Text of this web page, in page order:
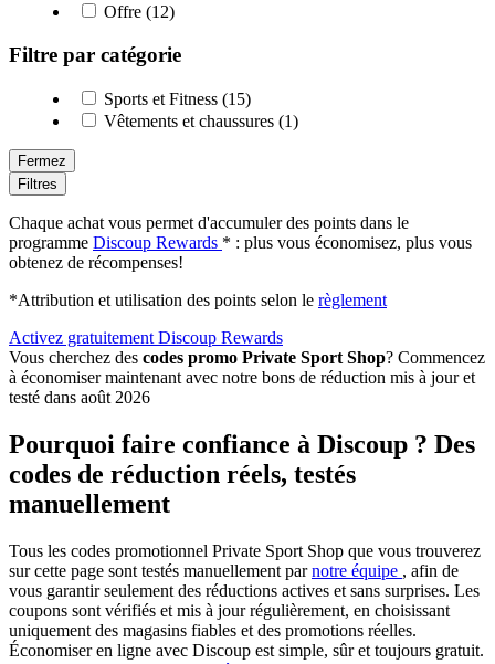
Offre (12)
Filtre par catégorie
Sports et Fitness (15)
Vêtements et chaussures (1)
Fermez
Filtres
Chaque achat vous permet d'accumuler des points dans le
programme Discoup Rewards * : plus vous économisez, plus vous
obtenez de récompenses!
*Attribution et utilisation des points selon le règlement
Activez gratuitement Discoup Rewards
Vous cherchez des codes promo Private Sport Shop? Commencez
à économiser maintenant avec notre bons de réduction mis à jour et
testé dans août 2026
Pourquoi faire confiance à Discoup ? Des
codes de réduction réels, testés
manuellement
Tous les codes promotionnel Private Sport Shop que vous trouverez
sur cette page sont testés manuellement parnotre équipe , afin de
vous garantir seulement des réductions actives et sans surprises. Les
coupons sont vérifiés et mis à jour régulièrement, en choisissant
uniquement des magasins fiables et des promotions réelles.
Économiser en ligne avec Discoup est simple, sûr et toujours gratuit.